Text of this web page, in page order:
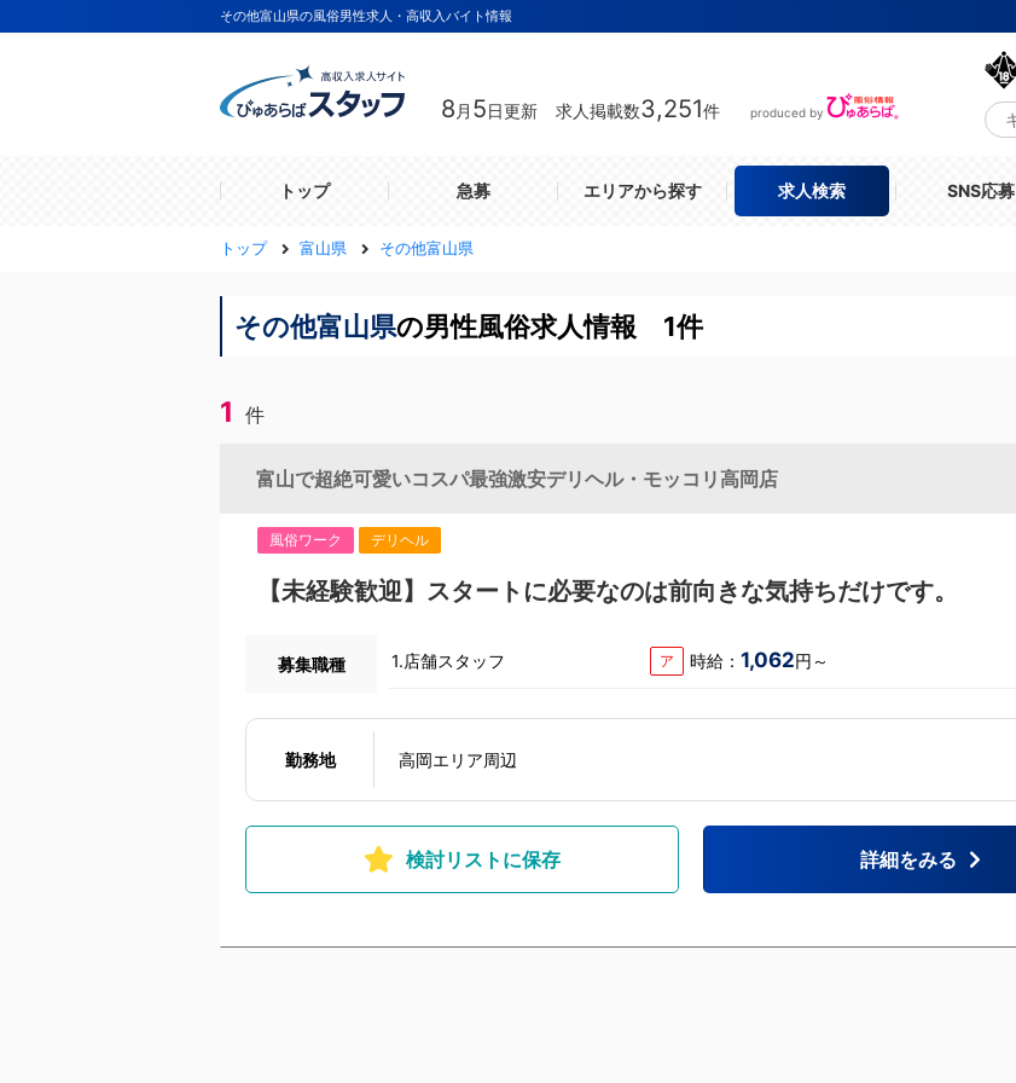
その他富山県の風俗男性求人・高収入バイト情報
8 月 5日更新 求人掲載数3,251件 produced by
トップ 急募 エリアから探す 求人検索 SNS応募
トップ 富山県 その他富山県
その他富山県の男性風俗求人情報 1件
1 件
富山で超絶可愛いコスパ最強激安デリヘル・モッコリ高岡店
風俗ワーク デリヘル
【未経験歓迎】スタートに必要なのは前向きな気持ちだけです。
募集職種 1.店舗スタッフ ア 時給：1,062円～
勤務地 高岡エリア周辺
検討リストに保存 詳細をみる